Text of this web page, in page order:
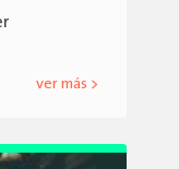
ver más >